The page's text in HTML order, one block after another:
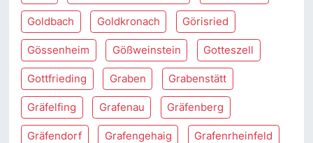
Goldbach Goldkronach Görisried
Gössenheim Gößweinstein Gotteszell
Gottfrieding Graben Grabenstätt
Gräfelfing Grafenau Gräfenberg
Gräfendorf Grafengehaig Grafenrheinfeld